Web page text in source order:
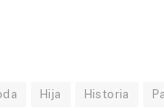
Hija Historia